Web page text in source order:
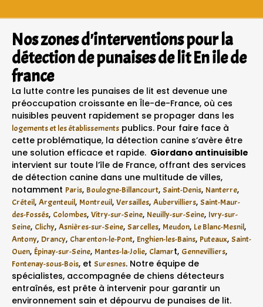
Nos zones d'interventions pour la
détection de punaises de lit En ile de
france
La lutte contre les punaises de lit est devenue une
préoccupation croissante en Île-de-France, où ces
nuisibles peuvent rapidement se propager dans les
logements et les établissements publics. Pour faire face à
cette problématique, la détection canine s’avère être
une solution efficace et rapide. Giordano antinuisible
intervient sur toute l’île de France, offrant des services
de détection canine dans une multitude de villes,
notamment Paris, Boulogne-Billancourt, Saint-Denis, Nanterre,
Créteil, Argenteuil, Montreuil, Versailles, Aubervilliers, Saint-Maur-
des-Fossés, Colombes, Vitry-sur-Seine, Neuilly-sur-Seine, Ivry-sur-
Seine, Clichy, Asnières-sur-Seine, Sarcelles, Meudon, Le Blanc-Mesnil,
Antony, Drancy, Charenton-le-Pont, Enghien-les-Bains, Puteaux, Saint-
Ouen, Épinay-sur-Seine, Mantes-la-Jolie, Clamart, Gennevilliers,
Fontenay-sous-Bois, et Suresnes. Notre équipe de
spécialistes, accompagnée de chiens détecteurs
entraînés, est prête à intervenir pour garantir un
environnement sain et dépourvu de punaises de lit.